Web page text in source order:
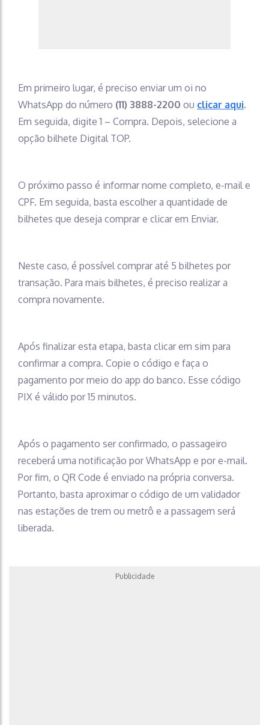
Em primeiro lugar, é preciso enviar um oi no
WhatsApp do número (11) 3888-2200 ou clicar aqui.
Em seguida, digite 1 – Compra. Depois, selecione a
opção bilhete Digital TOP.
O próximo passo é informar nome completo, e-mail e
CPF. Em seguida, basta escolher a quantidade de
bilhetes que deseja comprar e clicar em Enviar.
Neste caso, é possível comprar até 5 bilhetes por
transação. Para mais bilhetes, é preciso realizar a
compra novamente.
Após finalizar esta etapa, basta clicar em sim para
confirmar a compra. Copie o código e faça o
pagamento por meio do app do banco. Esse código
PIX é válido por 15 minutos.
Após o pagamento ser confirmado, o passageiro
receberá uma notificação por WhatsApp e por e-mail.
Por fim, o QR Code é enviado na própria conversa.
Portanto, basta aproximar o código de um validador
nas estações de trem ou metrô e a passagem será
liberada.
Publicidade